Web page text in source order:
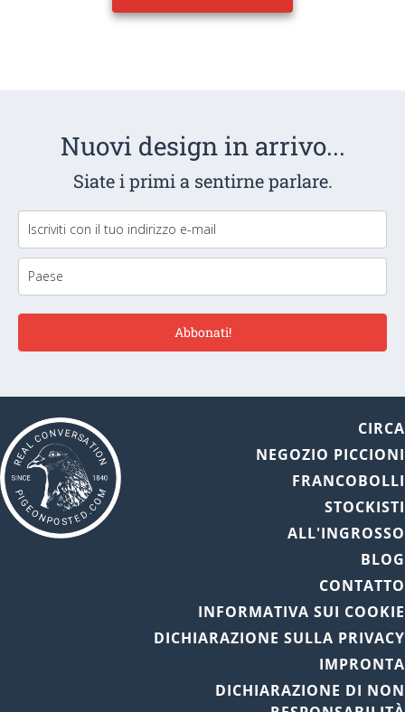
Nuovi design in arrivo...
Siate i primi a sentirne parlare.
Abbonati!
CIRCA
NEGOZIO PICCIONI
FRANCOBOLLI
STOCKISTI
ALL'INGROSSO
BLOG
CONTATTO
INFORMATIVA SUI COOKIE
DICHIARAZIONE SULLA PRIVACY
IMPRONTA
DICHIARAZIONE DI NON